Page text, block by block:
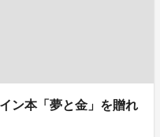
ン本「夢と金」を贈れ